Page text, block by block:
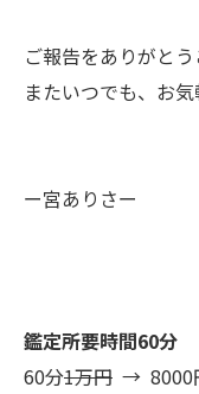
ご報告をありがとう
またいつでも、お
ー宮ありさー
鑑定所要時間60分
60分1万円 → 8000